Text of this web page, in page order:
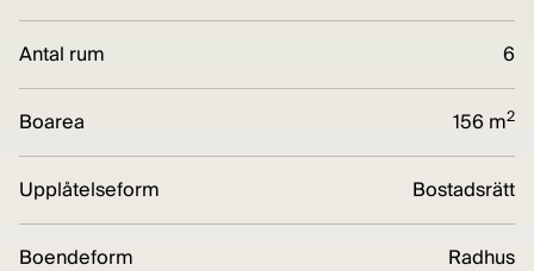
Antal rum 6
Boarea 156 m2
Upplåtelseform Bostadsrätt
Boendeform Radhus